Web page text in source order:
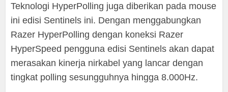
Teknologi HyperPolling juga diberikan pada mouse
ini edisi Sentinels ini. Dengan menggabungkan
Razer HyperPolling dengan koneksi Razer
HyperSpeed pengguna edisi Sentinels akan dapat
merasakan kinerja nirkabel yang lancar dengan
tingkat polling sesungguhnya hingga 8.000Hz.